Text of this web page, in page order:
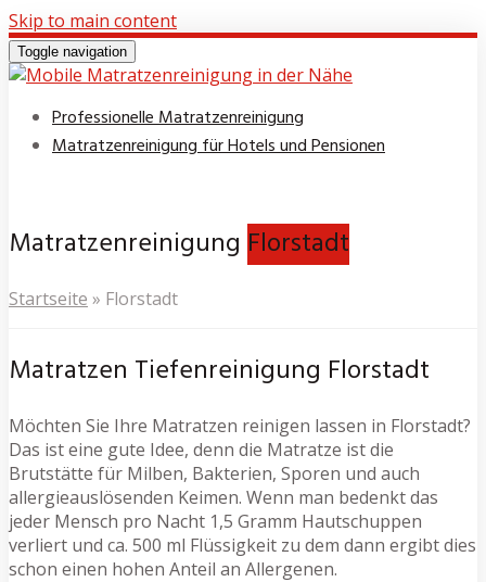
Skip to main content
Toggle navigation
Professionelle Matratzenreinigung
Matratzenreinigung für Hotels und Pensionen
Matratzenreinigung Florstadt
Startseite » Florstadt
Matratzen Tiefenreinigung Florstadt
Möchten Sie Ihre Matratzen reinigen lassen in Florstadt?
Das ist eine gute Idee, denn die Matratze ist die
Brutstätte für Milben, Bakterien, Sporen und auch
allergieauslösenden Keimen. Wenn man bedenkt das
jeder Mensch pro Nacht 1,5 Gramm Hautschuppen
verliert und ca. 500 ml Flüssigkeit zu dem dann ergibt dies
schon einen hohen Anteil an Allergenen.